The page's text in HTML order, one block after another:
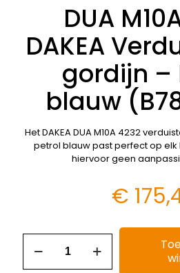
DUA
DAKEA
gordijn –
blauw
Het DAKEA DUA M10A 4232
petrol blauw past perfect op elk
hiervoor geen
€